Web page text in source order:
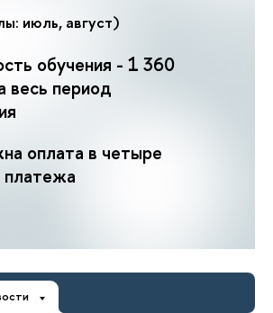
июль, август)
обучения - 1 360
весь период
оплата в четыре
платежа